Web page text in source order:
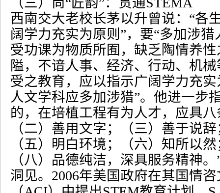
西南交大老校长茅以升曾说： “各
阔学力充实为原则 ”，要“多加涉猎
受功课为物质所囿，缺乏陶情养
隘，不谙人事、经济、行动、机械
受之教育，应以指示广阔学力充
人文学科应多加涉猎”。他进一步
的，在培植工程有为人才，应具
（二）善用文字；（三）善于说
（五）明白环境；（六）知所以
（八）品德纯洁，深具服务精神。
洞见。 2006年美国政府在其国情